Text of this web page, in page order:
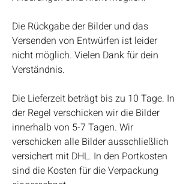
Die Rückgabe der Bilder und das
Versenden von Entwürfen ist leider
nicht möglich. Vielen Dank für dein
Verständnis.
Die Lieferzeit beträgt bis zu 10 Tage. In
der Regel verschicken wir die Bilder
innerhalb von 5-7 Tagen. Wir
verschicken alle Bilder ausschließlich
versichert mit DHL. In den Portkosten
sind die Kosten für die Verpackung